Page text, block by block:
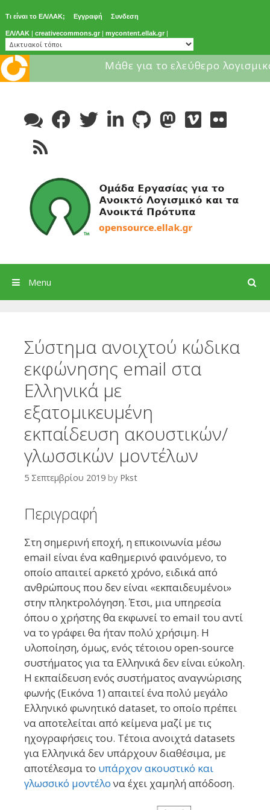
Τι είναι το ΕΛ/ΛΑΚ; Εγγραφή Συνδεση
ΕΛ/ΛΑΚ | creativecommons.gr | mycontent.ellak.gr |
Μάθε για το ελεύθερο
content
Search
Menu
Σύστημα ανοιχτού κώδικα
εκφώνησης email στα
Ελληνικά με
εξατομικευμένη
εκπαίδευση ακουστικών/
γλωσσικών μοντέλων
5 Σεπτεμβρίου 2019 by Pkst
Περιγραφή
Στη σημερινή εποχή, η επικοινωνία μέσω
email είναι ένα καθημερινό φαινόμενο, το
οποίο απαιτεί αρκετό χρόνο, ειδικά από
ανθρώπους που δεν είναι «εκπαιδευμένοι»
στην πληκτρολόγηση. Έτσι, μια υπηρεσία
όπου ο χρήστης θα εκφωνεί το email του αντί
να το γράφει θα ήταν πολύ χρήσιμη. Η
υλοποίηση, όμως, ενός τέτοιου open-source
συστήματος για τα Ελληνικά δεν είναι εύκολη.
Η εκπαίδευση ενός συστήματος αναγνώρισης
φωνής (Εικόνα 1) απαιτεί ένα πολύ μεγάλο
Ελληνικό φωνητικό dataset, το οποίο πρέπει
να αποτελείται από κείμενα μαζί με τις
ηχογραφήσεις του. Τέτοια ανοιχτά datasets
για Ελληνικά δεν υπάρχουν διαθέσιμα, με
αποτέλεσμα το υπάρχον ακουστικό και
γλωσσικό μοντέλονα έχει χαμηλή απόδοση.